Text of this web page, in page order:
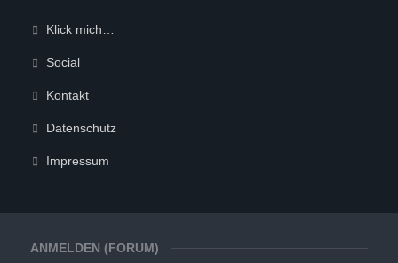
ANMELDEN (FORUM)
Klick mich…
Social
Kontakt
Datenschutz
Impressum